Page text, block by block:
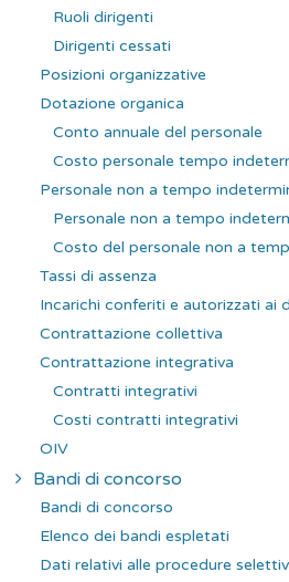
Ruoli dirigenti
Dirigenti cessati
Posizioni organizzative
Dotazione organica
Conto annuale del personale
Costo personale tempo
Personale non a tempo
Personale non a tempo
Costo del personale non a
Tassi di assenza
Incarichi conferiti e autorizzati ai
Contrattazione collettiva
Contrattazione integrativa
Contratti integrativi
Costi contratti integrativi
OIV
Bandi di concorso
Bandi di concorso
Elenco dei bandi espletati
Dati relativi alle procedure